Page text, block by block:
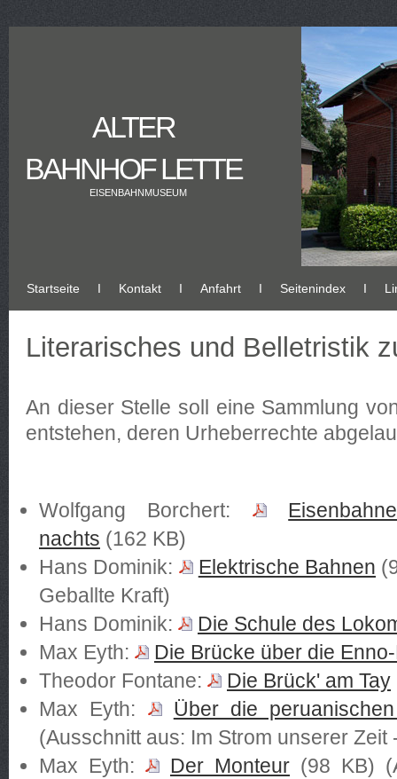
ALTER
BAHNHOF LETTE
EISENBAHNMUSEUM
Startseite Ι Kontakt Ι Anfahrt Ι Seitenindex Ι
Literarisches und Belletristik
An dieser Stelle soll eine Sammlung
entstehen, deren Urheberrechte
Wolfgang Borchert:
nachts (162 KB)
Hans Dominik:
Elektrische Bahnen
Geballte Kraft)
Hans Dominik:
Die Schule des
Max Eyth:
Die Brücke über die
Theodor Fontane:
Die Brück' am Tay
Max Eyth:
Über die
(Ausschnitt aus: Im Strom unserer Zeit
Max Eyth:
Der Monteur (98 KB)